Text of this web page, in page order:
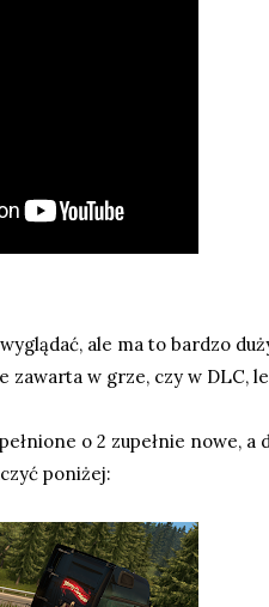
ale ma to bardzo
w grze, czy w DLC,
o 2 zupełnie nowe, a
poniżej: